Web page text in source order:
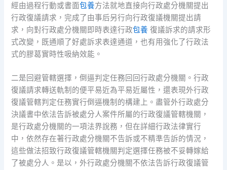
經由過程行動或書面包養方法就地直接向行政處分機關提出
行政復議請求，完成了由事后另行向行政復議機關提出請
求，向對行政處分機關即時表達行政包養 復議訴求的請求形
式改變，既通順了好處訴求表達通道，也有用強化了行政法
式的膠葛實時性吸納效能。
二是回避管轄選擇，倒逼判定任務回回行政處分機關。行政
復議請求轉送軌制的便平易近為平易近屬性，還表現外行政
復議管轄判定任務實行倒逼機制的構建上。盡管外行政處分
決議書中依法告訴被處分人案件所屬的行政復議管轄機關，
是行政處分機關的一項法界說務，但在詳細行政法律實行
中，依然存在著行政處分機關不告訴或不精準告訴的情況，
這些做法招致行政復議管轄機關判定選擇任務被不妥轉嫁給
了被處分人。是以，外行政處分機關不依法告訴行政復議管